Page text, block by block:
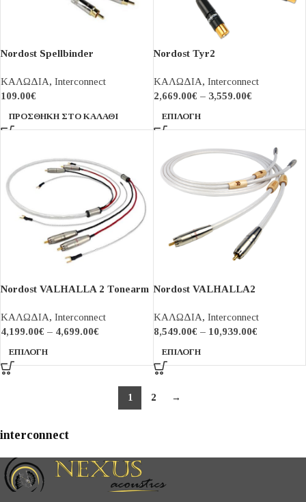
Nordost Spellbinder
ΚΑΛΩΔΙΑ, Interconnect
109.00€
ΠΡΟΣΘΉΚΗ ΣΤΟ ΚΑΛΆΘΙ
Nordost Tyr2
ΚΑΛΩΔΙΑ, Interconnect
2,669.00€ – 3,559.00€
ΕΠΙΛΟΓΉ
Nordost VALHALLA 2 Tonearm
ΚΑΛΩΔΙΑ, Interconnect
4,199.00€ – 4,699.00€
ΕΠΙΛΟΓΉ
Nordost VALHALLA2
ΚΑΛΩΔΙΑ, Interconnect
8,549.00€ – 10,939.00€
ΕΠΙΛΟΓΉ
1 2 →
interconnect